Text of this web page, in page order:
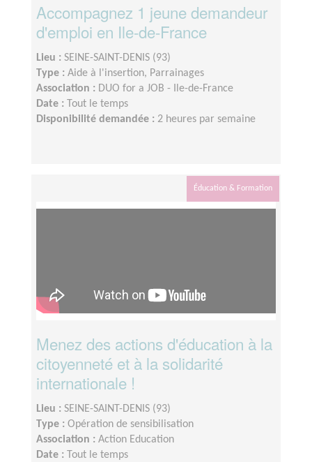
Accompagnez 1 jeune demandeur
d'emploi en Ile-de-France
Lieu : SEINE-SAINT-DENIS (93)
Type : Aide à l'insertion, Parrainages
Association : DUO for a JOB - Ile-de-France
Date :
Tout le temps
Disponibilité demandée : 2 heures par semaine
Éducation & Formation
Menez des actions d'éducation à la
citoyenneté et à la solidarité
internationale !
Lieu : SEINE-SAINT-DENIS (93)
Type : Opération de sensibilisation
Association : Action Education
Date :
Tout le temps